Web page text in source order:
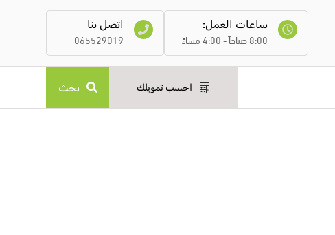
اتصل بنا
065529019
ساعات العمل:
8:00 صباحاً - 4:00 مساءً
احسب تمويلك بحث